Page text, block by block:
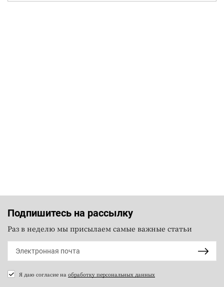
Подпишитесь на рассылку
Раз в неделю мы присылаем самые важные статьи
Я даю согласие на обработку персональных данных